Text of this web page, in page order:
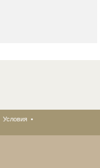
Условия •